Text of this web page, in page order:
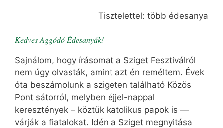
Tisztelettel: több édesanya
Kedves Aggódó Édesanyák!
Sajnálom, hogy írásomat a Sziget Fesztiválról
nem úgy olvasták, amint azt én reméltem. Évek
óta beszámolunk a szigeten található Közös
Pont sátorról, melyben éjjel-nappal
keresztények – köztük katolikus papok is —
várják a fiatalokat. Idén a Sziget megnyitása